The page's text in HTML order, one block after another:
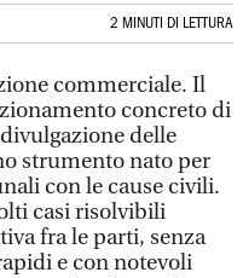
2 MINUTI DI LETTURA
commerciale. Il
concreto di
delle
strumento nato per
con le cause civili.
casi risolvibili
fra le parti, senza
e con notevoli